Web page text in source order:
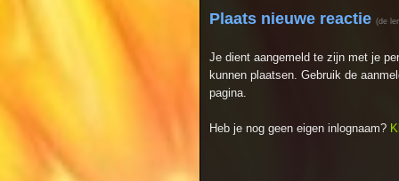
Plaats nieuwe reactie (de
Je dient aangemeld te zijn met je
kunnen plaatsen. Gebruik de
pagina.
Heb je nog geen eigen inlognaam?